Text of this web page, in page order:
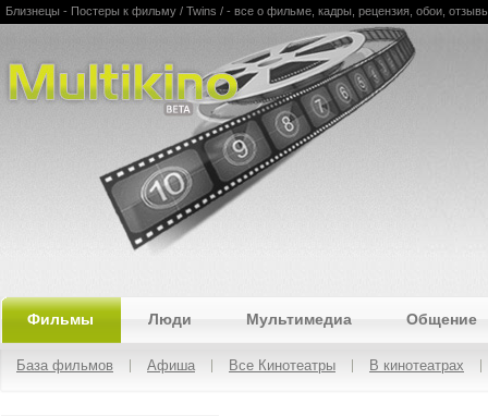
Multikino
Близнецы - Постеры к фильму / Twins / - все о фильме, кадры, рецензия, обои,
Фильмы Люди Мультимедиа Общение
База фильмов Афиша Все Кинотеатры В кинотеатрах